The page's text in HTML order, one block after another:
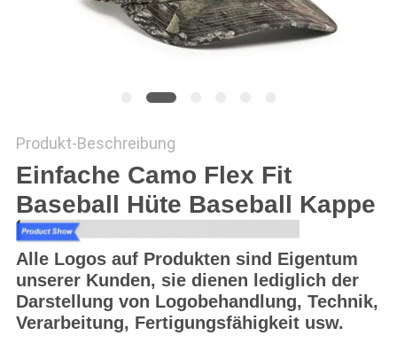
Produkt-Beschreibung
Einfache Camo Flex Fit
Baseball Hüte Baseball Kappe
Alle Logos auf Produkten sind Eigentum
unserer Kunden, sie dienen lediglich der
Darstellung von Logobehandlung, Technik,
Verarbeitung, Fertigungsfähigkeit usw.